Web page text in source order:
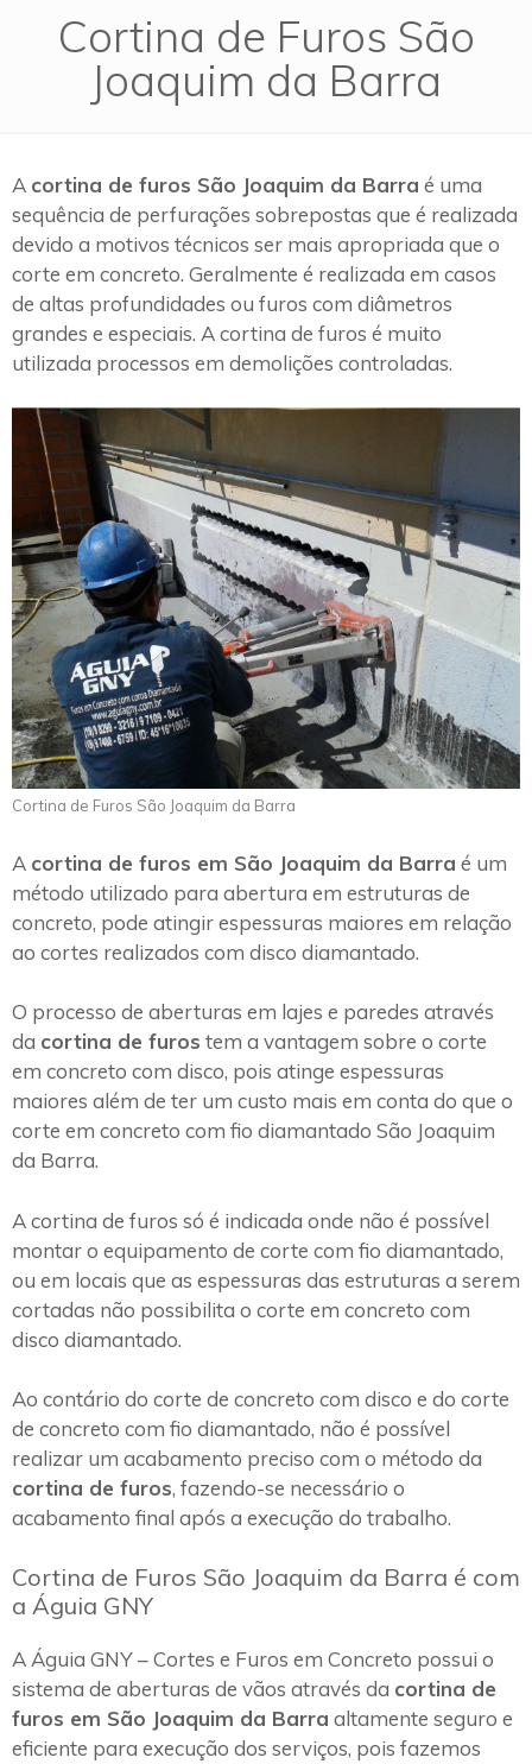
Cortina de Furos São
Joaquim da Barra
A cortina de furos São Joaquim da Barra é uma
sequência de perfurações sobrepostas que é realizada
devido a motivos técnicos ser mais apropriada que o
corte em concreto. Geralmente é realizada em casos
de altas profundidades ou furos com diâmetros
grandes e especiais. A cortina de furos é muito
utilizada processos em demolições controladas.
Cortina de Furos São Joaquim da Barra
A cortina de furos em São Joaquim da Barra é um
método utilizado para abertura em estruturas de
concreto, pode atingir espessuras maiores em relação
ao cortes realizados com disco diamantado.
O processo de aberturas em lajes e paredes através
da cortina de furos tem a vantagem sobre o corte
em concreto com disco, pois atinge espessuras
maiores além de ter um custo mais em conta do que o
corte em concreto com fio diamantado São Joaquim
da Barra.
A cortina de furos só é indicada onde não é possível
montar o equipamento de corte com fio diamantado,
ou em locais que as espessuras das estruturas a serem
cortadas não possibilita o corte em concreto com
disco diamantado.
Ao contário do corte de concreto com disco e do corte
de concreto com fio diamantado, não é possível
realizar um acabamento preciso com o método da
cortina de furos, fazendo-se necessário o
acabamento final após a execução do trabalho.
Cortina de Furos São Joaquim da Barra é com
a Águia GNY
A Águia GNY – Cortes e Furos em Concreto possui o
sistema de aberturas de vãos através da cortina de
furos em São Joaquim da Barra altamente seguro e
eficiente para execução dos serviços, pois fazemos